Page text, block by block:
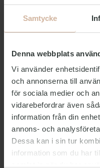
Samtycke
Denna webbplats
Vi använder
och annonserna till
för sociala medier och
vidarebefordrar även
information från din
annons- och
Dessa kan i sin tur
information som du har
1553 Köpenhamn V
Reception
Telefon
E-post
Öppettider
Gruppbokning – For
Telefon